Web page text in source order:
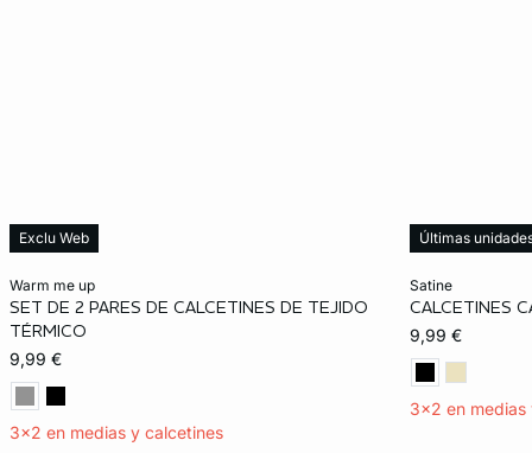
warm me up
SET DE 2 PARES DE CALCETINES DE TEJIDO
TÉRMICO
9,99 €
3x2 en medias y calcetines
Exclu Web
S/M
satine
CALCETINES
9,99 €
3x2 en medias
Últimas